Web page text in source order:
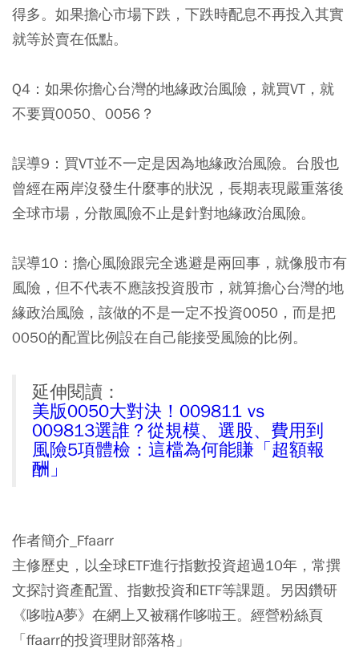
得多。如果擔心市場下跌，下跌時配息不再投入其實
就等於賣在低點。
Q4：如果你擔心台灣的地緣政治風險，就買VT，就
不要買0050、0056？
誤導9：買VT並不一定是因為地緣政治風險。台股也
曾經在兩岸沒發生什麼事的狀況，長期表現嚴重落後
全球市場，分散風險不止是針對地緣政治風險。
誤導10：擔心風險跟完全逃避是兩回事，就像股市有
風險，但不代表不應該投資股市，就算擔心台灣的地
緣政治風險，該做的不是一定不投資0050，而是把
0050的配置比例設在自己能接受風險的比例。
延伸閱讀：
美版0050大對決！009811 vs
009813選誰？從規模、選股、費用到
風險5項體檢：這檔為何能賺「超額報
酬」
作者簡介_Ffaarr
主修歷史，以全球ETF進行指數投資超過10年，常撰
文探討資產配置、指數投資和ETF等課題。另因鑽研
《哆啦A夢》在網上又被稱作哆啦王。經營粉絲頁
「ffaarr的投資理財部落格」